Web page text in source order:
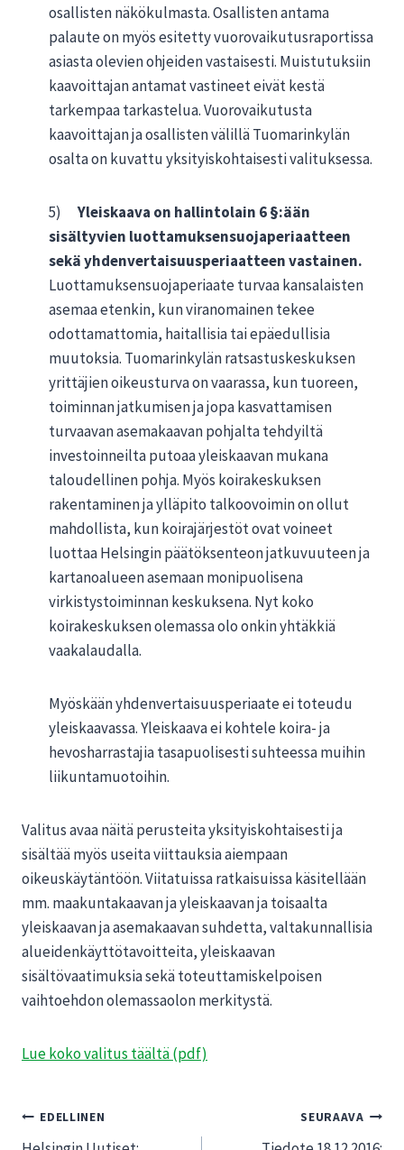
osallisten näkökulmasta. Osallisten antama
palaute on myös esitetty vuorovaikutusraportissa
asiasta olevien ohjeiden vastaisesti. Muistutuksiin
kaavoittajan antamat vastineet eivät kestä
tarkempaa tarkastelua. Vuorovaikutusta
kaavoittajan ja osallisten välillä Tuomarinkylän
osalta on kuvattu yksityiskohtaisesti valituksessa.
5)Yleiskaava on hallintolain 6 §:ään
sisältyvien luottamuksensuojaperiaatteen
sekä yhdenvertaisuusperiaatteen vastainen.
Luottamuksensuojaperiaate turvaa kansalaisten
asemaa etenkin, kun viranomainen tekee
odottamattomia, haitallisia tai epäedullisia
muutoksia. Tuomarinkylän ratsastuskeskuksen
yrittäjien oikeusturva on vaarassa, kun tuoreen,
toiminnan jatkumisen ja jopa kasvattamisen
turvaavan asemakaavan pohjalta tehdyiltä
investoinneilta putoaa yleiskaavan mukana
taloudellinen pohja. Myös koirakeskuksen
rakentaminen ja ylläpito talkoovoimin on ollut
mahdollista, kun koirajärjestöt ovat voineet
luottaa Helsingin päätöksenteon jatkuvuuteen ja
kartanoalueen asemaan monipuolisena
virkistystoiminnan keskuksena. Nyt koko
koirakeskuksen olemassa olo onkin yhtäkkiä
vaakalaudalla.
Myöskään yhdenvertaisuusperiaate ei toteudu
yleiskaavassa. Yleiskaava ei kohtele koira- ja
hevosharrastajia tasapuolisesti suhteessa muihin
liikuntamuotoihin.
Valitus avaa näitä perusteita yksityiskohtaisesti ja
sisältää myös useita viittauksia aiempaan
oikeuskäytäntöön. Viitatuissa ratkaisuissa käsitellään
mm. maakuntakaavan ja yleiskaavan ja toisaalta
yleiskaavan ja asemakaavan suhdetta, valtakunnallisia
alueidenkäyttötavoitteita, yleiskaavan
sisältövaatimuksia sekä toteuttamiskelpoisen
vaihtoehdon olemassaolon merkitystä.
Lue koko valitus täältä (pdf)
Artikkelien
EDELLINEN SEURAAVA